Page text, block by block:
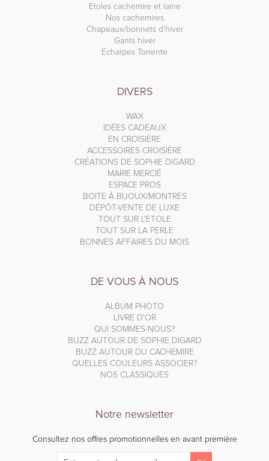
Etoles cachemire et laine
Nos cachemires
Chapeaux/bonnets d'hiver
Gants hiver
Echarpes Torrente
DIVERS
WAX
IDÉES CADEAUX
EN CROISIÈRE
ACCESSOIRES CROISIÈRE
CRÉATIONS DE SOPHIE DIGARD
MARIE MERCIÉ
ESPACE PROS
BOITE À BIJOUX/MONTRES
DÉPÔT-VENTE DE LUXE
TOUT SUR L'ETOLE
TOUT SUR LA PERLE
BONNES AFFAIRES DU MOIS
DE VOUS À NOUS
ALBUM PHOTO
LIVRE D'OR
QUI SOMMES-NOUS?
BUZZ AUTOUR DE SOPHIE DIGARD
BUZZ AUTOUR DU CACHEMIRE
QUELLES COULEURS ASSOCIER?
NOS CLASSIQUES
Notre newsletter
Consultez nos offres promotionnelles en avant première